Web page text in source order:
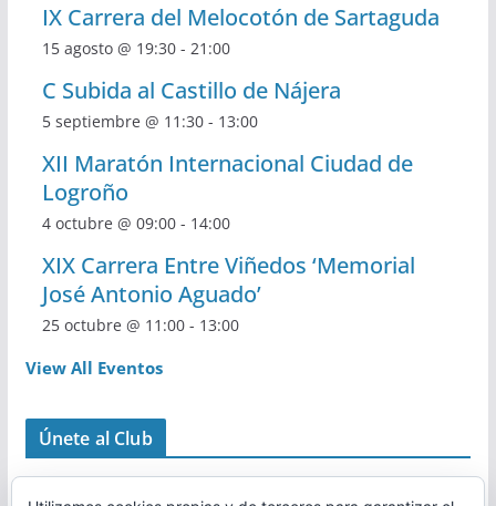
IX Carrera del Melocotón de Sartaguda
15 agosto @ 19:30- 21:00
C Subida al Castillo de Nájera
5 septiembre @ 11:30- 13:00
XII Maratón Internacional Ciudad de
Logroño
4 octubre @ 09:00- 14:00
XIX Carrera Entre Viñedos ‘Memorial
José Antonio Aguado’
25 octubre @ 11:00- 13:00
View All Eventos
Únete al Club